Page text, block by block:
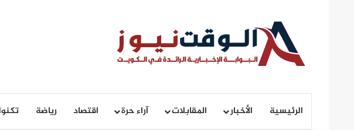
الرئيسية الأخبار المقابلات آراء حرة اقتصاد رياضة